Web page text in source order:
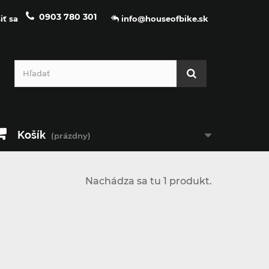
info@houseofbike.sk
0903 780 301
sa
Košík (prázdny)
Nachádza sa tu 1 produkt.